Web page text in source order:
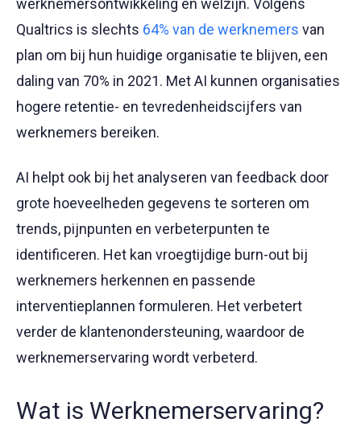
werknemersontwikkeling en welzijn. Volgens
Qualtrics is slechts 64% van de werknemers van
plan om bij hun huidige organisatie te blijven, een
daling van 70% in 2021. Met AI kunnen organisaties
hogere retentie- en tevredenheidscijfers van
werknemers bereiken.
AI helpt ook bij het analyseren van feedback door
grote hoeveelheden gegevens te sorteren om
trends, pijnpunten en verbeterpunten te
identificeren. Het kan vroegtijdige burn-out bij
werknemers herkennen en passende
interventieplannen formuleren. Het verbetert
verder de klantenondersteuning, waardoor de
werknemerservaring wordt verbeterd.
Wat is Werknemerservaring?